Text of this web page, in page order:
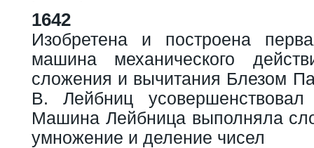
1642
Изобретена и построена
машина механического
сложения и вычитания Блезом
В. Лейбниц
Машина Лейбница выполняла
умножение и деление чисел